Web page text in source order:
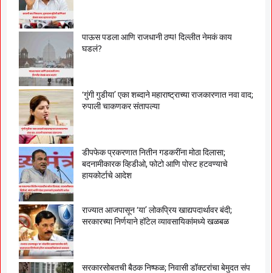
पाऊस पडला आणि राजधानी ठप्प! दिल्लीत नेमकं काय
घडलं?
‘गुंगी गुडीया’ एका शब्दाने महाराष्ट्राच्या राजकारणात नवा वाद;
रुपाली चाकणकर संतापल्या
डीपफेक प्रकरणात नितीन गडकरींना मोठा दिलासा;
बदनामीकारक व्हिडीओ, फोटो आणि पोस्ट हटवण्याचे
हायकोर्टाचे आदेश
राज्यात आजपासून ‘या’ लोकप्रिय खाद्यपदार्थावर बंदी;
सरकारच्या निर्णयाने हॉटेल व्यावसायिकांमध्ये खळबळ
सरकारसोबतची बैठक निष्फळ; निवासी डॉक्टरांचा बेमुदत संप